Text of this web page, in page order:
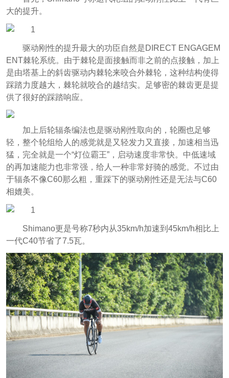
大的提升。
驱动刚性的提升最大的功臣自然是DIRECT ENGAGEM
ENT棘轮系统。由于棘轮是面接触而非之前的点接触，加上
是由塔基上的斜齿驱动内棘轮来咬合外棘轮，这种结构使得
踩踏力度越大，棘轮就咬合的越结实。足够密的棘齿更是提
供了很好的踩踏响应。
加上后轮辐条编法也是驱动刚性取向的，轮圈也足够
轻，整个轮组给人的感觉就是又轻发力又直接，加速相当迅
猛，完全就是一个“灯位霸王”，启动速度非常快。中低速域
的再加速能力也非常强，给人一种非常好骑的感觉。不过由
于辐条不像C60那么粗，重踩下的驱动刚性还是无法与C60
相媲美。
Shimano更是号称7秒内从35km/h加速到45km/h相比上
一代C40节省了7.5瓦。